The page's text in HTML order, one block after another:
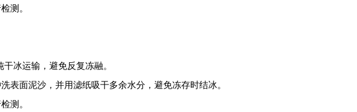
测。
冰运输，避免反复冻融。
表面泥沙，并用滤纸吸干多余水分，避免冻存时结冰。
测。